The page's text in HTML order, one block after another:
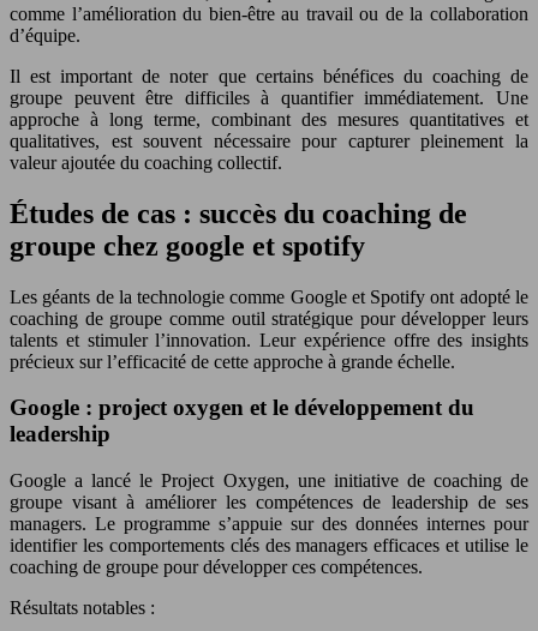
comme l’amélioration du bien-être au travail ou de la collaboration
d’équipe.
Il est important de noter que certains bénéfices du coaching de
groupe peuvent être difficiles à quantifier immédiatement. Une
approche à long terme, combinant des mesures quantitatives et
qualitatives, est souvent nécessaire pour capturer pleinement la
valeur ajoutée du coaching collectif.
Études de cas : succès du coaching de
groupe chez google et spotify
Les géants de la technologie comme Google et Spotify ont adopté le
coaching de groupe comme outil stratégique pour développer leurs
talents et stimuler l’innovation. Leur expérience offre des insights
précieux sur l’efficacité de cette approche à grande échelle.
Google : project oxygen et le développement du
leadership
Google a lancé le Project Oxygen, une initiative de coaching de
groupe visant à améliorer les compétences de leadership de ses
managers. Le programme s’appuie sur des données internes pour
identifier les comportements clés des managers efficaces et utilise le
coaching de groupe pour développer ces compétences.
Résultats notables :